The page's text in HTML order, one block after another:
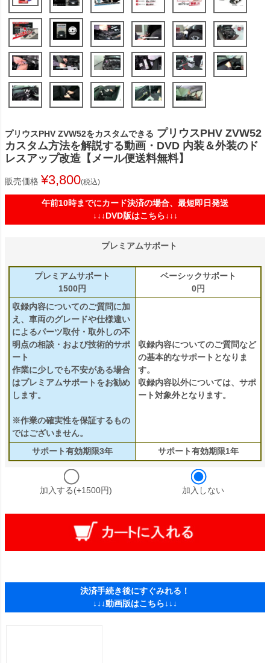
プリウスPHV ZVW52をカスタムできる プリウスPHV ZVW52
カスタム方法を解説する動画・DVD 内装＆外装のド
レスアップ改造【メール便送料無料】
販売価格 ¥3,800 税込
午前10時までにカード決済の場合、最短即日発送
↓↓↓DVD版はこちら↓↓↓
プレミアムサポート
プレミアムサポート
1500円
ベーシックサポート
0円
収録内容についてのご質問に加
え、車両のグレードや仕様違い
によるパーツ取付・取外しの不
明点の相談・および技術的サポ
ート
作業に少しでも不安がある場合
はプレミアムサポートをお勧め
します。
※作業の確実性を保証するもの
ではございません。
収録内容についてのご質問など
の基本的なサポートとなりま
す。
収録内容以外については、サポ
ート対象外となります。
サポート有効期限3年 サポート有効期限1年
加入する(+1500円) 加入しない
決済手続き後にすぐみれる！
↓↓↓動画版はこちら↓↓↓